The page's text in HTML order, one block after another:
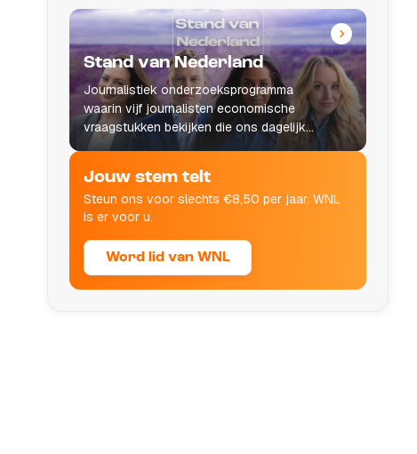
Stand van Nederland
Journalistiek onderzoeksprogramma
waarin vijf journalisten economische
vraagstukken bekijken die ons dagelijks
leven raken.
Jouw stem telt
Steun ons voor slechts €8,50 per jaar. WNL
is er voor u.
Word lid van WNL